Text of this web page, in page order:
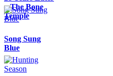
– The Bone
Temple
Song Sung
Blue